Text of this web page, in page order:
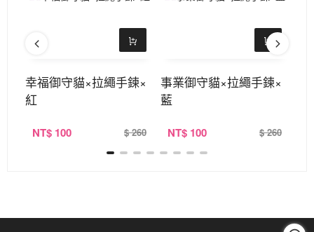
幸福御守貓×拉繩手鍊×
紅
NT$ 100 $ 260
事業御守貓×拉繩手鍊×
藍
NT$ 100 $ 260